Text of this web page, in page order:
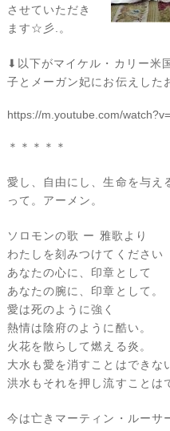
させていただき
ます☆彡.。
⬇︎以下がマイケル・カリー米
子とメーガン妃にお伝えした
https://m.youtube.com/
＊＊＊＊＊
愛し、自由にし、生命を与え
って。アーメン。
ソロモンの歌 ー 雅歌より
わたしを刻みつけてください
あなたの心に、印章として
あなたの腕に、印章として。
愛は死のように強く
熱情は陰府のように酷い。
火花を散らして燃える炎。
大水も愛を消すことはできな
洪水もそれを押し流すことは
今は亡きマーティン・ルーサ